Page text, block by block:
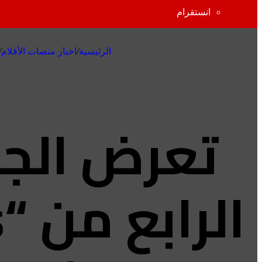
انستقرام
الرئيسية/ اخبار منصات الأفلام
تعرض